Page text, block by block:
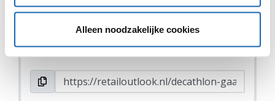
Alleen noodzakelijke cookies